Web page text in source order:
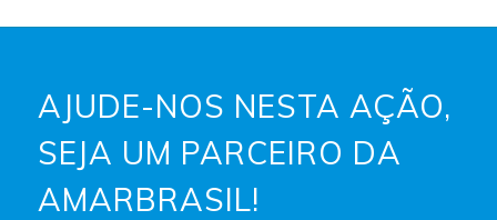
AJUDE-NOS NESTA AÇÃO,
SEJA UM PARCEIRO DA
AMARBRASIL!